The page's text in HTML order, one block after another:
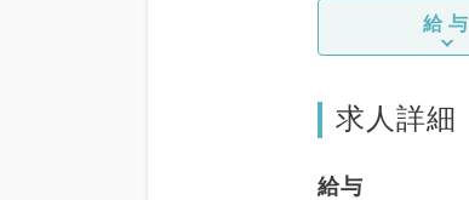
給与
求人詳細
給与